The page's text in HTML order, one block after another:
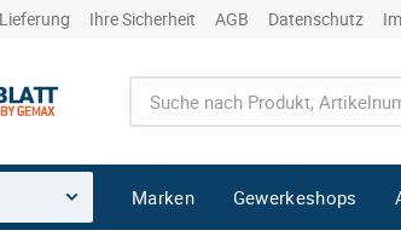
Lieferung Ihre Sicherheit AGB Datenschutz
Marken Gewerkeshops